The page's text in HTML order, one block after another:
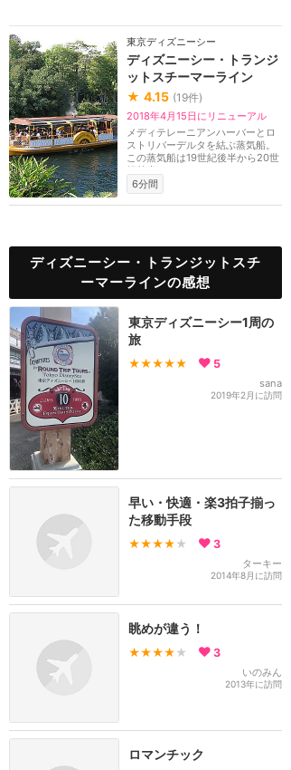
東京ディズニーシー
ディズニーシー・トランジ
ットスチーマーライン
★ 4.15 (19件)
2018年4月15日にリニューアル
メディテレーニアンハーバーとロ
ストリバーデルタを結ぶ蒸気船。
この蒸気船は19世紀後半から20世
紀前半にかけてア...
6分間
ディズニーシー・トランジットスチ
ーマーラインの感想
東京ディズニーシー1周の
旅
★★★★★ 5
sana
2019年2月に訪問
早い・快適・楽3拍子揃っ
た移動手段
★★★★ ★ 3
ターキー
2014年8月に訪問
眺めが違う！
★★★★ ★ 3
いのみん
2013年に訪問
ロマンチック